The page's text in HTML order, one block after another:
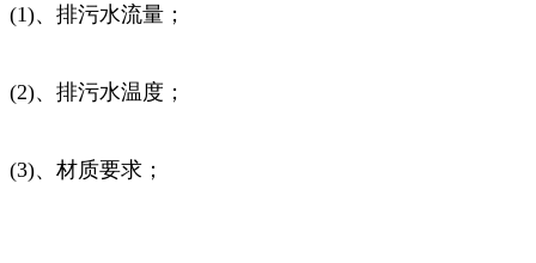
(1)、排污水流量；
(2)、排污水温度；
(3)、材质要求；